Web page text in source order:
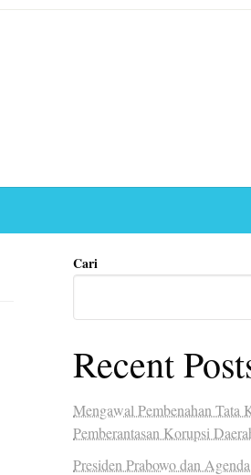
Cari
Recent
Mengawal Pembenahan Tata
Pemberantasan Korupsi
Presiden Prabowo dan